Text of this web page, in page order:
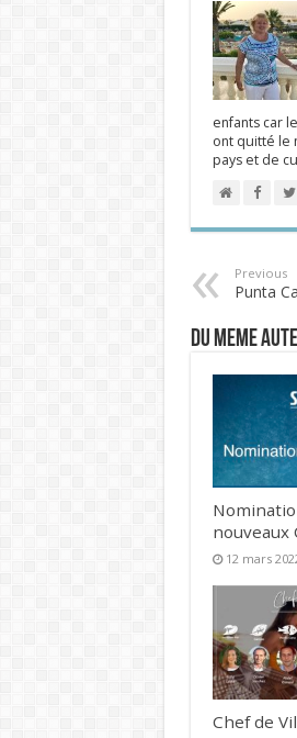
enfants car
ont quitté le
pays et de
Previous
Punta
DU MEME
nouveaux
12 mars
Chef de